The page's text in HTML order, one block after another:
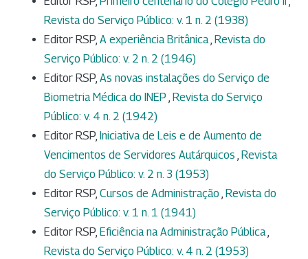
Revista do Serviço Público: v. 1 n. 2 (1938)
Editor RSP, A experiência Britânica, Revista do
Serviço Público: v. 2 n. 2 (1946)
Editor RSP, As novas instalações do Serviço de
Biometria Médica do INEP , Revista do Serviço
Público: v. 4 n. 2 (1942)
Editor RSP, Iniciativa de Leis e de Aumento de
Vencimentos de Servidores Autárquicos , Revista
do Serviço Público: v. 2 n. 3 (1953)
Editor RSP, Cursos de Administração , Revista do
Serviço Público: v. 1 n. 1 (1941)
Editor RSP, Eficiência na Administração Pública,
Revista do Serviço Público: v. 4 n. 2 (1953)